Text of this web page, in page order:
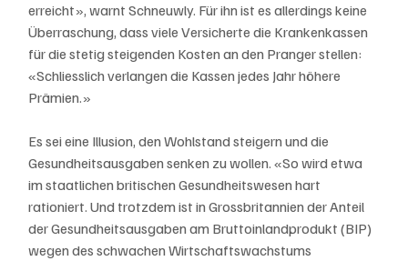
erreicht», warnt Schneuwly. Für ihn ist es allerdings keine
Überraschung, dass viele Versicherte die Krankenkassen
für die stetig steigenden Kosten an den Pranger stellen:
«Schliesslich verlangen die Kassen jedes Jahr höhere
Prämien.»
Es sei eine Illusion, den Wohlstand steigern und die
Gesundheitsausgaben senken zu wollen. «So wird etwa
im staatlichen britischen Gesundheitswesen hart
rationiert. Und trotzdem ist in Grossbritannien der Anteil
der Gesundheitsausgaben am Bruttoinlandprodukt (BIP)
wegen des schwachen Wirtschaftswachstums